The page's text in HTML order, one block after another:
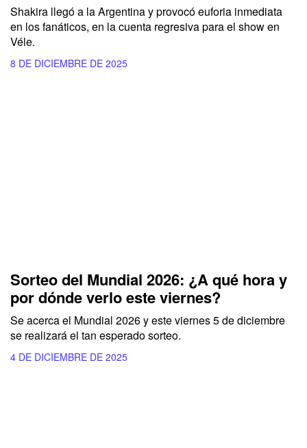
Shakira llegó a la Argentina y provocó euforia inmediata
en los fanáticos, en la cuenta regresiva para el show en
Véle.
8 DE DICIEMBRE DE 2025
Sorteo del Mundial 2026: ¿A qué hora y
por dónde verlo este viernes?
Se acerca el Mundial 2026 y este viernes 5 de diciembre
se realizará el tan esperado sorteo.
4 DE DICIEMBRE DE 2025